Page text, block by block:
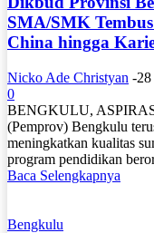
SMA/SMK
China hingga
Nicko Ade Christyan -
0
BENGKULU,
(Pemprov) Bengkulu
meningkatkan kualitas
program pendidikan
Baca Selengkapnya
Bengkulu